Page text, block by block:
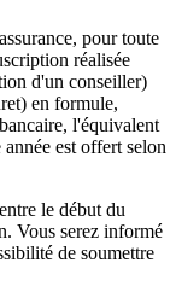
pour toute
réalisée
d'un conseiller)
en formule,
l'équivalent
est offert selon
le début du
Vous serez informé
de soumettre